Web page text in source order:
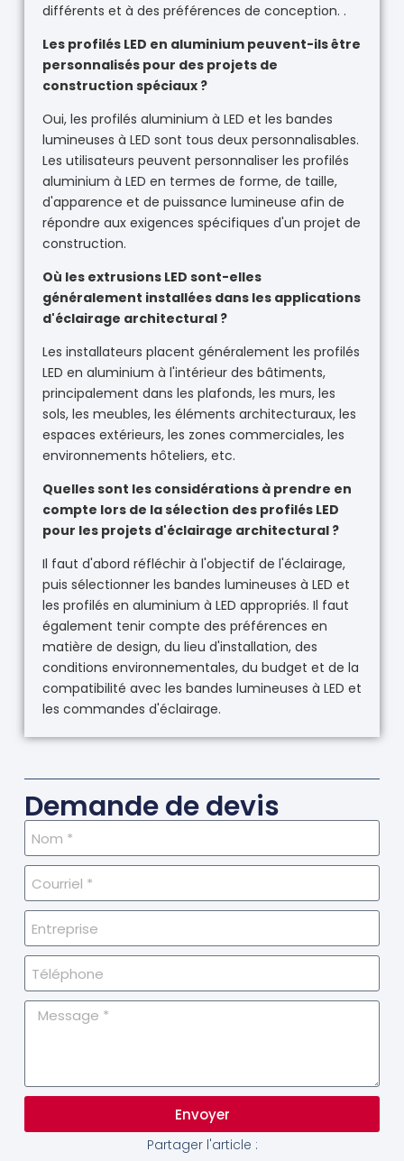
différents et à des préférences de conception. .
Les profilés LED en aluminium peuvent-ils être
personnalisés pour des projets de
construction spéciaux ?
Oui, les profilés aluminium à LED et les bandes
lumineuses à LED sont tous deux personnalisables.
Les utilisateurs peuvent personnaliser les profilés
aluminium à LED en termes de forme, de taille,
d'apparence et de puissance lumineuse afin de
répondre aux exigences spécifiques d'un projet de
construction.
Où les extrusions LED sont-elles
généralement installées dans les applications
d'éclairage architectural ?
Les installateurs placent généralement les profilés
LED en aluminium à l'intérieur des bâtiments,
principalement dans les plafonds, les murs, les
sols, les meubles, les éléments architecturaux, les
espaces extérieurs, les zones commerciales, les
environnements hôteliers, etc.
Quelles sont les considérations à prendre en
compte lors de la sélection des profilés LED
pour les projets d'éclairage architectural ?
Il faut d'abord réfléchir à l'objectif de l'éclairage,
puis sélectionner les bandes lumineuses à LED et
les profilés en aluminium à LED appropriés. Il faut
également tenir compte des préférences en
matière de design, du lieu d'installation, des
conditions environnementales, du budget et de la
compatibilité avec les bandes lumineuses à LED et
les commandes d'éclairage.
Demande de devis
Envoyer
Partager l'article :